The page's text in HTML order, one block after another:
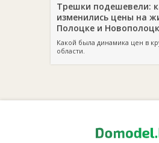
Трешки подешевели:
изменились цены на
Полоцке и
Какой была динамика цен в
области.